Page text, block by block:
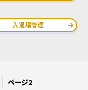
みる？
に特化したCO₂排出量
入退場管理
ページ2